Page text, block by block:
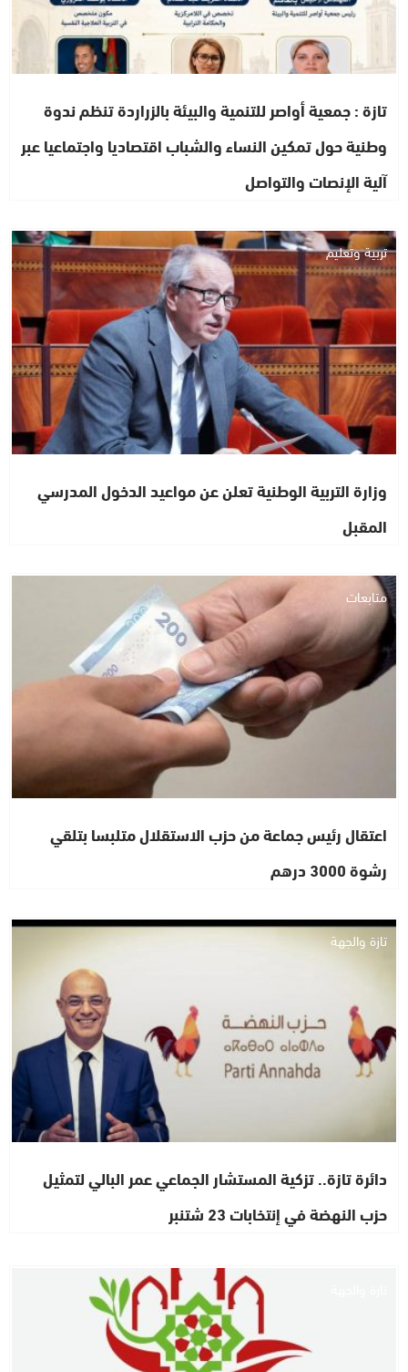
تازة : جمعية أواصر للتنمية والبيئة بالزراردة تنظم ندوة
وطنية حول تمكين النساء والشباب اقتصاديا واجتماعيا عبر
آلية الإنصات والتواصل
تربية وتعليم
وزارة التربية الوطنية تعلن عن مواعيد الدخول المدرسي
المقبل
متابعات
اعتقال رئيس جماعة من حزب الاستقلال متلبسا بتلقي
رشوة 3000 درهم
تازة والجهة
دائرة تازة.. تزكية المستشار الجماعي عمر البالي لتمثيل
حزب النهضة في إنتخابات 23 شتنبر